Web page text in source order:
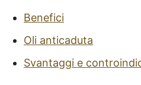
Benefici
Oli anticaduta
Svantaggi e